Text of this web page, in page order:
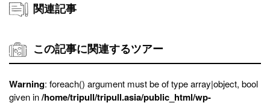
関連記事
この記事に関連するツアー
Warning: foreach() argument must be of type array|object, bool
given in/home/tripull/tripull.asia/public_html/wp-